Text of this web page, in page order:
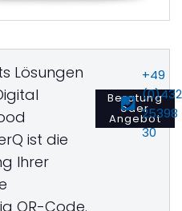
Lösungen
ist die
Ihrer
QR-Code.
Beratung
oder
Angebot
+49
25398
30